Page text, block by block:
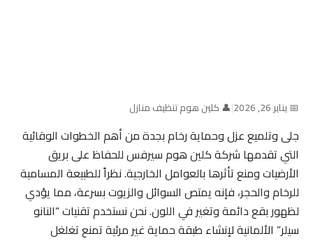
📅 يناير 26, 2026 |👤 كلين هوم تنظيف منازل
جلى وتلميع عزل وحماية رخام بجدة من أهم الخطوات الوقائية
التي تقدمها شركة كلين هوم سيرفس للحفاظ على بريق
الأرضيات ومنع تأثرها بالعوامل الخارجية. نظراً للطبيعة المسامية
للرخام والحجر، فإنه يمتص السوائل والزيوت بسرعة، مما يؤدي
لظهور بقع دائمة وتغير في اللون. نحن نستخدم تقنيات “النانو
سيلر” الألمانية لإنشاء طبقة حماية غير مرئية تمنع تغلغل